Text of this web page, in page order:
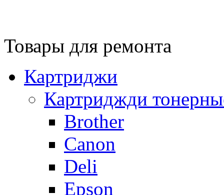
Товары для ремонта
Картриджи
Картриджди
Brother
Canon
Deli
Epson